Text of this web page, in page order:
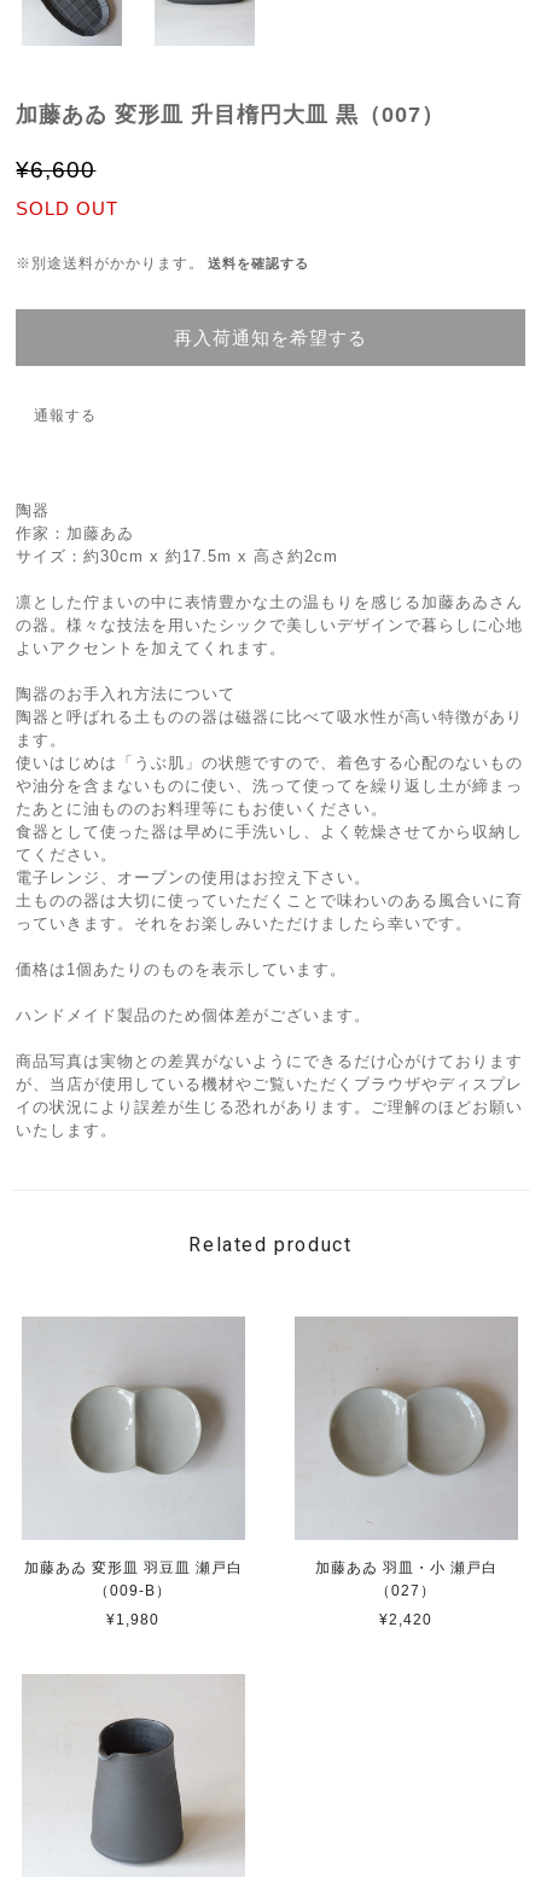
加藤あゐ 変形皿 升目楕円大皿 黒（007）
¥6,600
SOLD OUT
※別途送料がかかります。 送料を確認する
再入荷通知を希望する
通報する
陶器
作家：加藤あゐ
サイズ：約30cm x 約17.5m x 高さ約2cm
凛とした佇まいの中に表情豊かな土の温もりを感じる加藤あゐさん
の器。様々な技法を用いたシックで美しいデザインで暮らしに心地
よいアクセントを加えてくれます。
陶器のお手入れ方法について
陶器と呼ばれる土ものの器は磁器に比べて吸水性が高い特徴があり
ます。
使いはじめは「うぶ肌」の状態ですので、着色する心配のないもの
や油分を含まないものに使い、洗って使ってを繰り返し土が締まっ
たあとに油もののお料理等にもお使いください。
食器として使った器は早めに手洗いし、よく乾燥させてから収納し
てください。
電子レンジ、オーブンの使用はお控え下さい。
土ものの器は大切に使っていただくことで味わいのある風合いに育
っていきます。それをお楽しみいただけましたら幸いです。
価格は1個あたりのものを表示しています。
ハンドメイド製品のため個体差がございます。
商品写真は実物との差異がないようにできるだけ心がけております
が、当店が使用している機材やご覧いただくブラウザやディスプレ
イの状況により誤差が生じる恐れがあります。ご理解のほどお願い
いたします。
Related product
加藤あゐ 変形皿 羽豆皿 瀬戸白
（009-B）
¥1,980
加藤あゐ 羽皿・小 瀬戸白
（027）
¥2,420